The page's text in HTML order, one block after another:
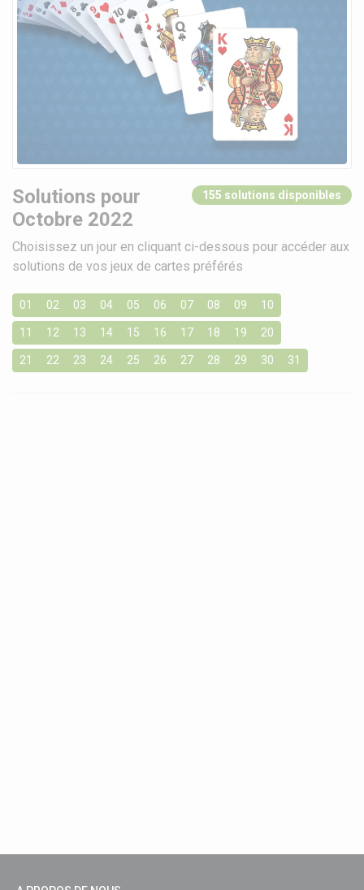
Solutions pour
Octobre 2022
155 solutions disponibles
Choisissez un jour en cliquant ci-dessous pour accéder aux
solutions de vos jeux de cartes préférés
01 02 03 04 05 06 07 08 09 10
11 12 13 14 15 16 17 18 19 20
21 22 23 24 25 26 27 28 29 30 31